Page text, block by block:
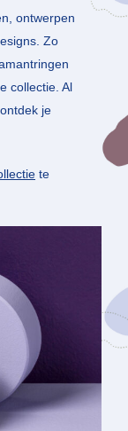
ontwerpen
Zo
collectie. Al
je
te